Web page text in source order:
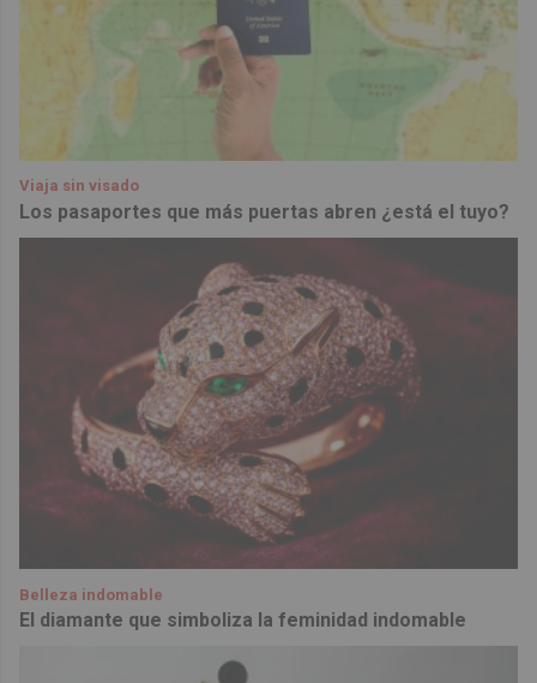
Viaja sin visado
Los pasaportes que más puertas abren ¿está el tuyo?
Belleza indomable
El diamante que simboliza la feminidad indomable